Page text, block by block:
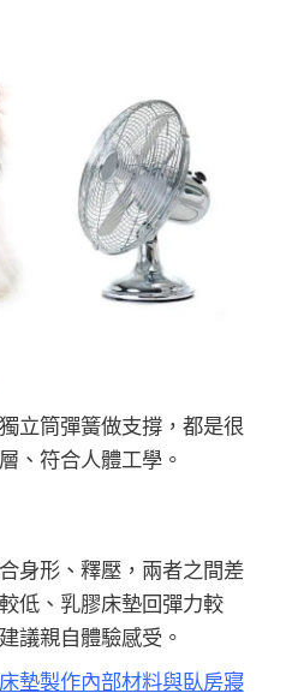
立筒彈簧做支撐，都是很
、符合人體工學。
身形、釋壓，兩者之間差
低、乳膠床墊回彈力較
議親自體驗感受。
墊製作內部材料與臥房寢